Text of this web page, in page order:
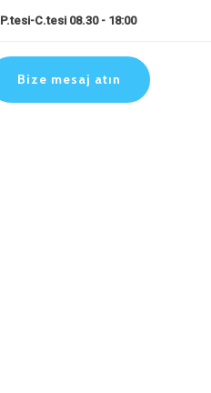
P.tesi-C.tesi 08.30 - 18:00
Bize mesaj atın